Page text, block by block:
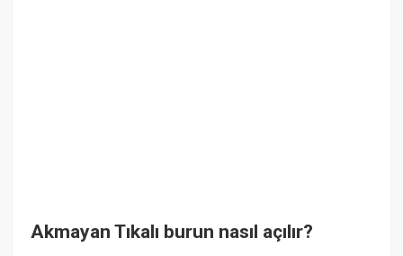
Akmayan Tıkalı burun nasıl açılır?